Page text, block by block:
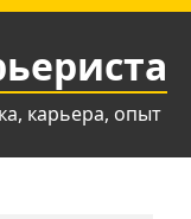
карьера, опыт